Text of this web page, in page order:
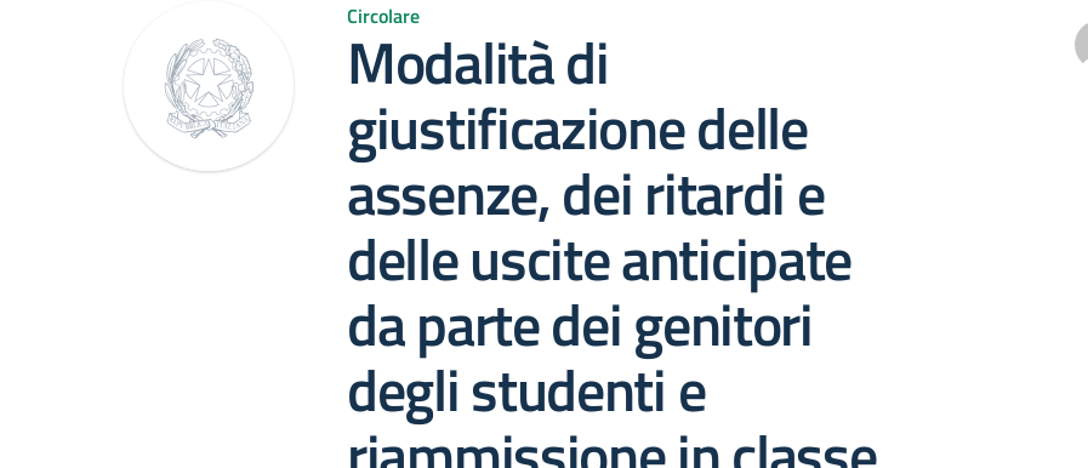
Circolare
Modalità di
giustificazione delle
assenze, dei ritardi e
delle uscite anticipate
da parte dei genitori
degli studenti e